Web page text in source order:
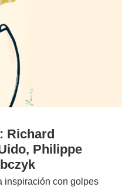
Richard
Philippe
inspiración con golpes